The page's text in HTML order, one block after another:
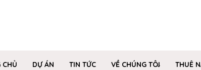
CHỦ DỰ ÁN TIN TỨC VỀ CHÚNG TÔI THUÊ